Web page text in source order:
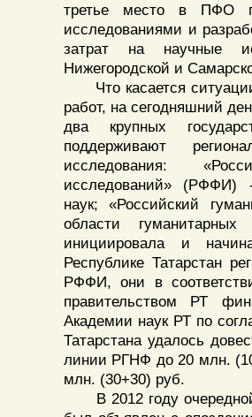
третье место в ПФО
исследованиями и
затрат на научные
Нижегородской и
Что касается ситуации
работ, на сегодняшний
два крупных
поддерживают
исследования:
исследований» (РФФИ) -
наук; «Российский
области
инициировала и
Республике Татарстан
РФФИ, они в
правительством РТ
Академии наук РТ по
Татарстана удалось
линии РГНФ до 20 млн.
млн. (30+30) руб.
В 2012 году